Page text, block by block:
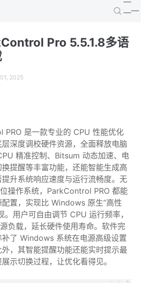
Pro 5.5.1.8多语
2025
是一款专业的 CPU 性能优化
深度调校硬件资源，全面释放电脑
精准控制、Bitsum 动态加速、电
提醒等丰富功能，还能智能生成高
升系统响应速度与运行流畅度。无
操作系统，ParkControl PRO 都能
置，实现比 Windows 原生“高性
。用户可自由调节 CPU 运行频率，
负载，延长硬件使用寿命。软件完
了 Windows 系统在电源高级设置
，其智能提醒功能还能实时提示最
示切换过程，让优化看得见。